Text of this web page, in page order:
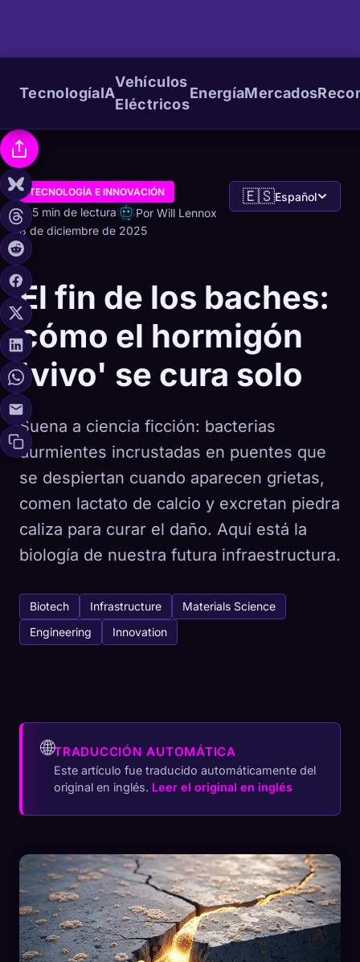
TecnologíaIA
Vehículos
Eléctricos
EnergíaMercados
TECNOLOGÍA E INNOVACIÓN
5 min de lectura
Por Will Lennox
8 de diciembre de 2025
🇪🇸Español
El fin de los baches:
cómo el hormigón
'vivo' se cura solo
Suena a ciencia ficción: bacterias
durmientes incrustadas en puentes que
se despiertan cuando aparecen grietas,
comen lactato de calcio y excretan piedra
caliza para curar el daño. Aquí está la
biología de nuestra futura infraestructura.
Biotech Infrastructure
Materials Science
Engineering
Innovation
🌐TRADUCCIÓN AUTOMÁTICA
Este artículo fue traducido automáticamente del
original en inglés. Leer el original en inglés